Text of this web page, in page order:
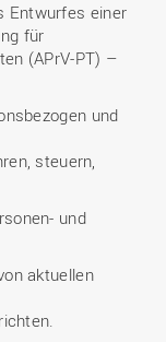
Entwurfes einer
für
(APrV-PT) –
und
steuern,
und
aktuellen